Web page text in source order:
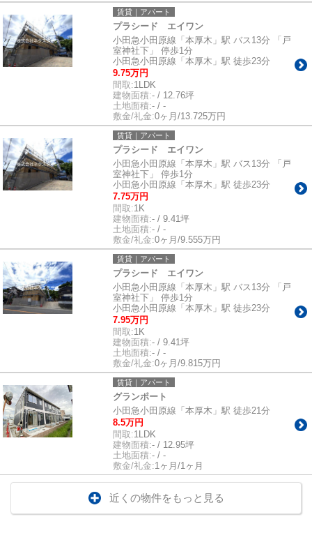
賃貸｜アパート
プラシード エイワン
小田急小田原線「本厚木」駅 バス13分 「戸
室神社下」 停歩1分
小田急小田原線「本厚木」駅 徒歩23分
9.75万円
間取:1LDK
建物面積:- / 12.76坪
土地面積:- / -
敷金/礼金:0ヶ月/13.725万円
賃貸｜アパート
プラシード エイワン
小田急小田原線「本厚木」駅 バス13分 「戸
室神社下」 停歩1分
小田急小田原線「本厚木」駅 徒歩23分
7.75万円
間取:1K
建物面積:- / 9.41坪
土地面積:- / -
敷金/礼金:0ヶ月/9.555万円
賃貸｜アパート
プラシード エイワン
小田急小田原線「本厚木」駅 バス13分 「戸
室神社下」 停歩1分
小田急小田原線「本厚木」駅 徒歩23分
7.95万円
間取:1K
建物面積:- / 9.41坪
土地面積:- / -
敷金/礼金:0ヶ月/9.815万円
賃貸｜アパート
グランポート
小田急小田原線「本厚木」駅 徒歩21分
8.5万円
間取:1LDK
建物面積:- / 12.95坪
土地面積:- / -
敷金/礼金:1ヶ月/1ヶ月
近くの物件をもっと見る